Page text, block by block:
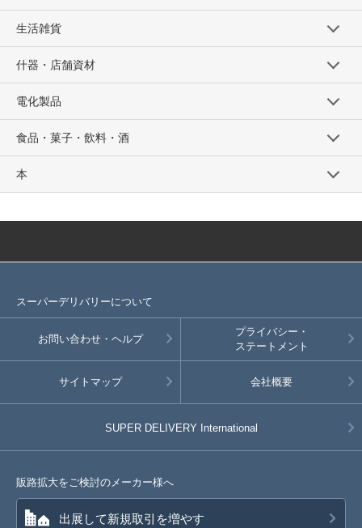
生活雑貨
什器・店舗資材
電化製品
食品・菓子・飲料・酒
本
スーパーデリバリーについて
お問い合わせ・ヘルプ
プライバシー・
ステートメント
サイトマップ 会社概要
SUPER DELIVERY International
販路拡大をご検討のメーカー様へ
出展して新規取引を増やす